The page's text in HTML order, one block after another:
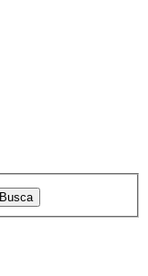
Busca